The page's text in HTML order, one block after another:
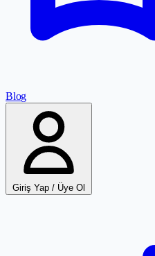
Blog
Giriş Yap / Üye Ol